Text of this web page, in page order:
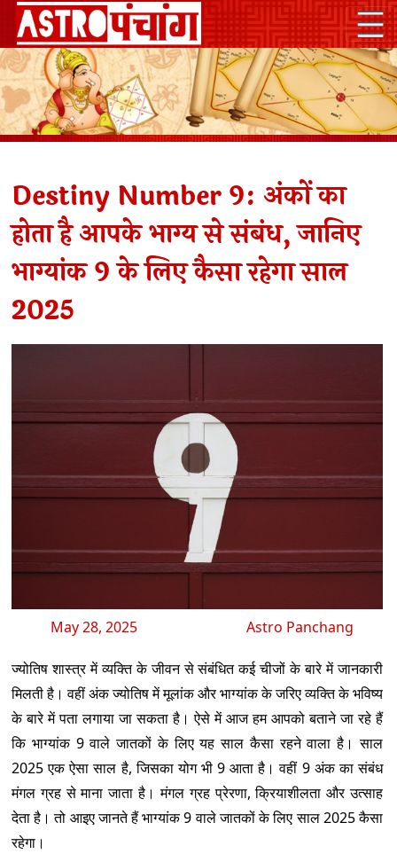
Destiny Number 9: अंकों का
होता है आपके भाग्य से संबंध, जानिए
भाग्यांक 9 के लिए कैसा रहेगा साल
2025
May 28, 2025 Astro Panchang
ज्योतिष शास्त्र में व्यक्ति के जीवन से संबंधित कई चीजों के बारे में जानकारी
मिलती है। वहीं अंक ज्योतिष में मूलांक और भाग्यांक के जरिए व्यक्ति के भविष्य
के बारे में पता लगाया जा सकता है। ऐसे में आज हम आपको बताने जा रहे हैं
कि भाग्यांक 9 वाले जातकों के लिए यह साल कैसा रहने वाला है। साल
2025 एक ऐसा साल है, जिसका योग भी 9 आता है। वहीं 9 अंक का संबंध
मंगल ग्रह से माना जाता है। मंगल ग्रह प्रेरणा, क्रियाशीलता और उत्साह
देता है। तो आइए जानते हैं भाग्यांक 9 वाले जातकों के लिए साल 2025 कैसा
रहेगा।